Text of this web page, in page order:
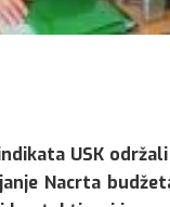
USK
Nacrta